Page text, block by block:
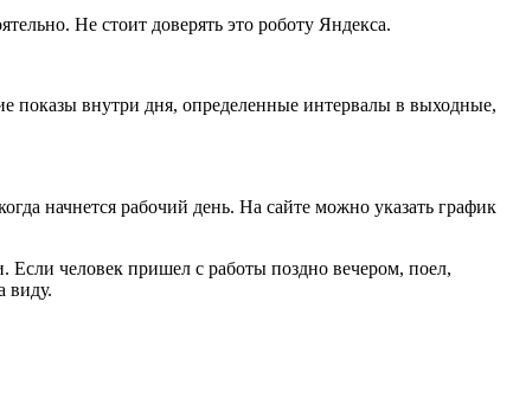
Не стоит доверять это роботу Яндекса.
показы внутри дня, определенные интервалы в выходные,
начнется рабочий день. На сайте можно указать график
Если человек пришел с работы поздно вечером, поел,
виду.